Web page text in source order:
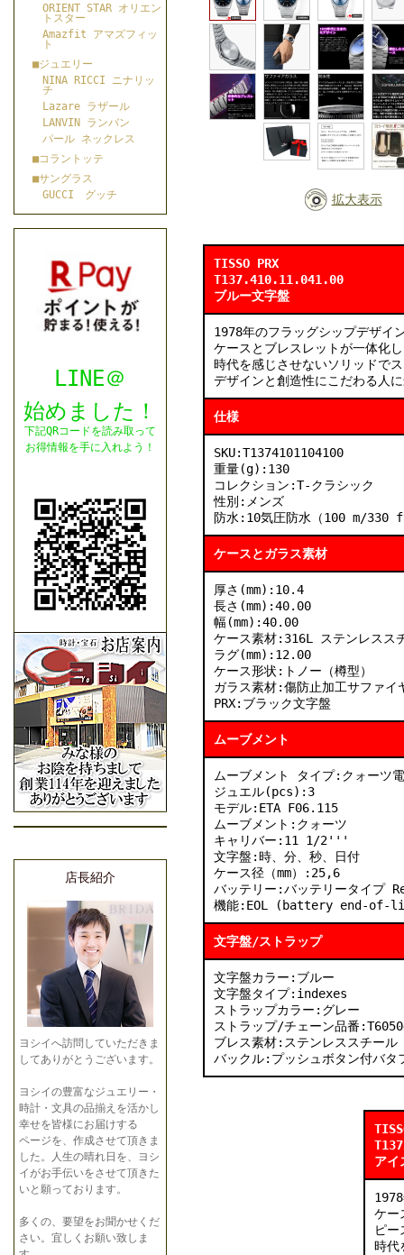
ORIENT STAR オリエン
トスター
Amazfit アマズフィッ
ト
■ジュエリー
NINA RICCI ニナリッ
チ
Lazare ラザール
LANVIN ランバン
パール ネックレス
■コラントッテ
■サングラス
GUCCI グッチ
LINE＠
始めました！
下記QRコードを読み取って
お得情報を手に入れよう！
店長紹介
ヨシイへ訪問していただきま
してありがとうございます。
ヨシイの豊富なジュエリー・
時計・文具の品揃えを活かし
幸せを皆様にお届けする
ページを、作成させて頂きま
した。人生の晴れ日を、ヨシ
イがお手伝いをさせて頂きた
いと願っております。
多くの、要望をお聞かせくだ
さい。宜しくお願い致しま
拡大表示
TISSO PRX
T137.410.11.041.00
ブルー文字盤
1978年のフラッグシップデザイ
ケースとブレスレットが一体化
時代を感じさせないソリッドで
デザインと創造性にこだわる人
仕様
SKU:T1374101104100
重量(g):130
コレクション:T-クラシック
性別:メンズ
防水:10気圧防水（100 m/330
ケースとガラス素材
厚さ(mm):10.4
長さ(mm):40.00
幅(mm):40.00
ケース素材:316L ステンレスス
ラグ(mm):12.00
ケース形状:トノー（樽型）
ガラス素材:傷防止加工サファイ
PRX:ブラック文字盤
ムーブメント
ムーブメント タイプ:クォーツ
ジュエル(pcs):3
モデル:ETA F06.115
ムーブメント:クォーツ
キャリバー:11 1/2'''
文字盤:時、分、秒、日付
ケース径（mm）:25,6
バッテリー:バッテリータイプ
機能:EOL (battery end-
文字盤/ストラップ
文字盤カラー:ブルー
文字盤タイプ:indexes
ストラップカラー:グレー
ストラップ/チェーン品番
ブレス素材:ステンレススチール
バックル:プッシュボタン付バタ
アイ
ケー
ピー
時代